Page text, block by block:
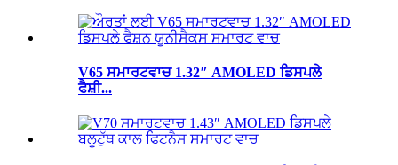
V65 ਸਮਾਰਟਵਾਚ 1.32″ AMOLED ਡਿਸਪਲੇ
ਫੈਸ਼ੀ...